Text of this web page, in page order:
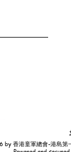
by 香港童軍總會-港島第